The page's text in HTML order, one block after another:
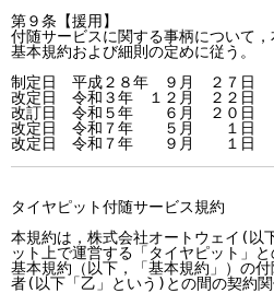
第９条【援用】
付随サービスに関する事柄について
基本規約および細則の定めに従う。
制定日　平成２８年　９月　２７日
改定日　令和３年　１２月　２２日
改訂日　令和５年　　６月　２０日
改定日　令和７年　　５月　　１日
タイヤピット付随サービス規約
本規約は，株式会社オートウェイ(以
ット上で運営する「タイヤピット」
基本規約（以下，「基本規約」）の
者(以下「乙」という)との間の契約関